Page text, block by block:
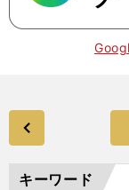
キーワード